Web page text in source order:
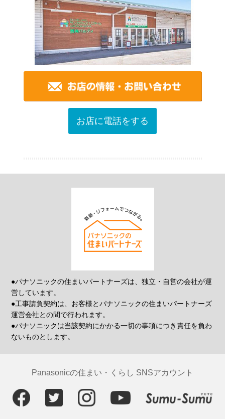
お店に電話をする
●パナソニックの住まいパートナーズは、独立・自営の会社が運
営しています。
●工事請負契約は、お客様とパナソニックの住まいパートナーズ
運営会社との間で行われます。
●パナソニックは当該契約にかかる一切の事項につき責任を負わ
ないものとします。
Panasonicの住まい・くらし SNSアカウント